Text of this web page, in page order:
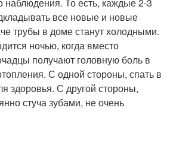
все новые и новые
трубы в доме станут холодными.
ночью, когда вместо
получают головную боль в
С одной стороны, спать в
здоровья. С другой стороны,
стуча зубами, не очень